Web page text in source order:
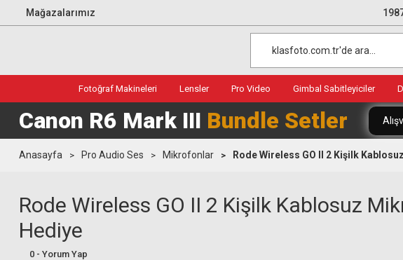
Mağazalarımız
Fotoğraf Makineleri Lensler Pro Video Gimbal Sabitleyiciler
Canon R6 Mark III Bundle Setler
Anasayfa Pro Audio Ses Mikrofonlar Rode Wireless GO II 2 Kişilk
Rode Wireless GO II 2 Kişilk Kablosuz
Hediye
0 - Yorum Yap